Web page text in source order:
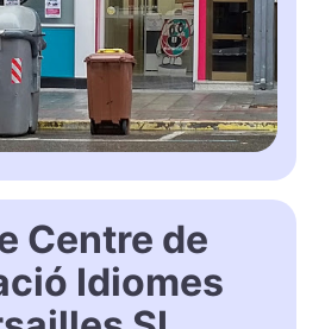
Centre de
Idiomes